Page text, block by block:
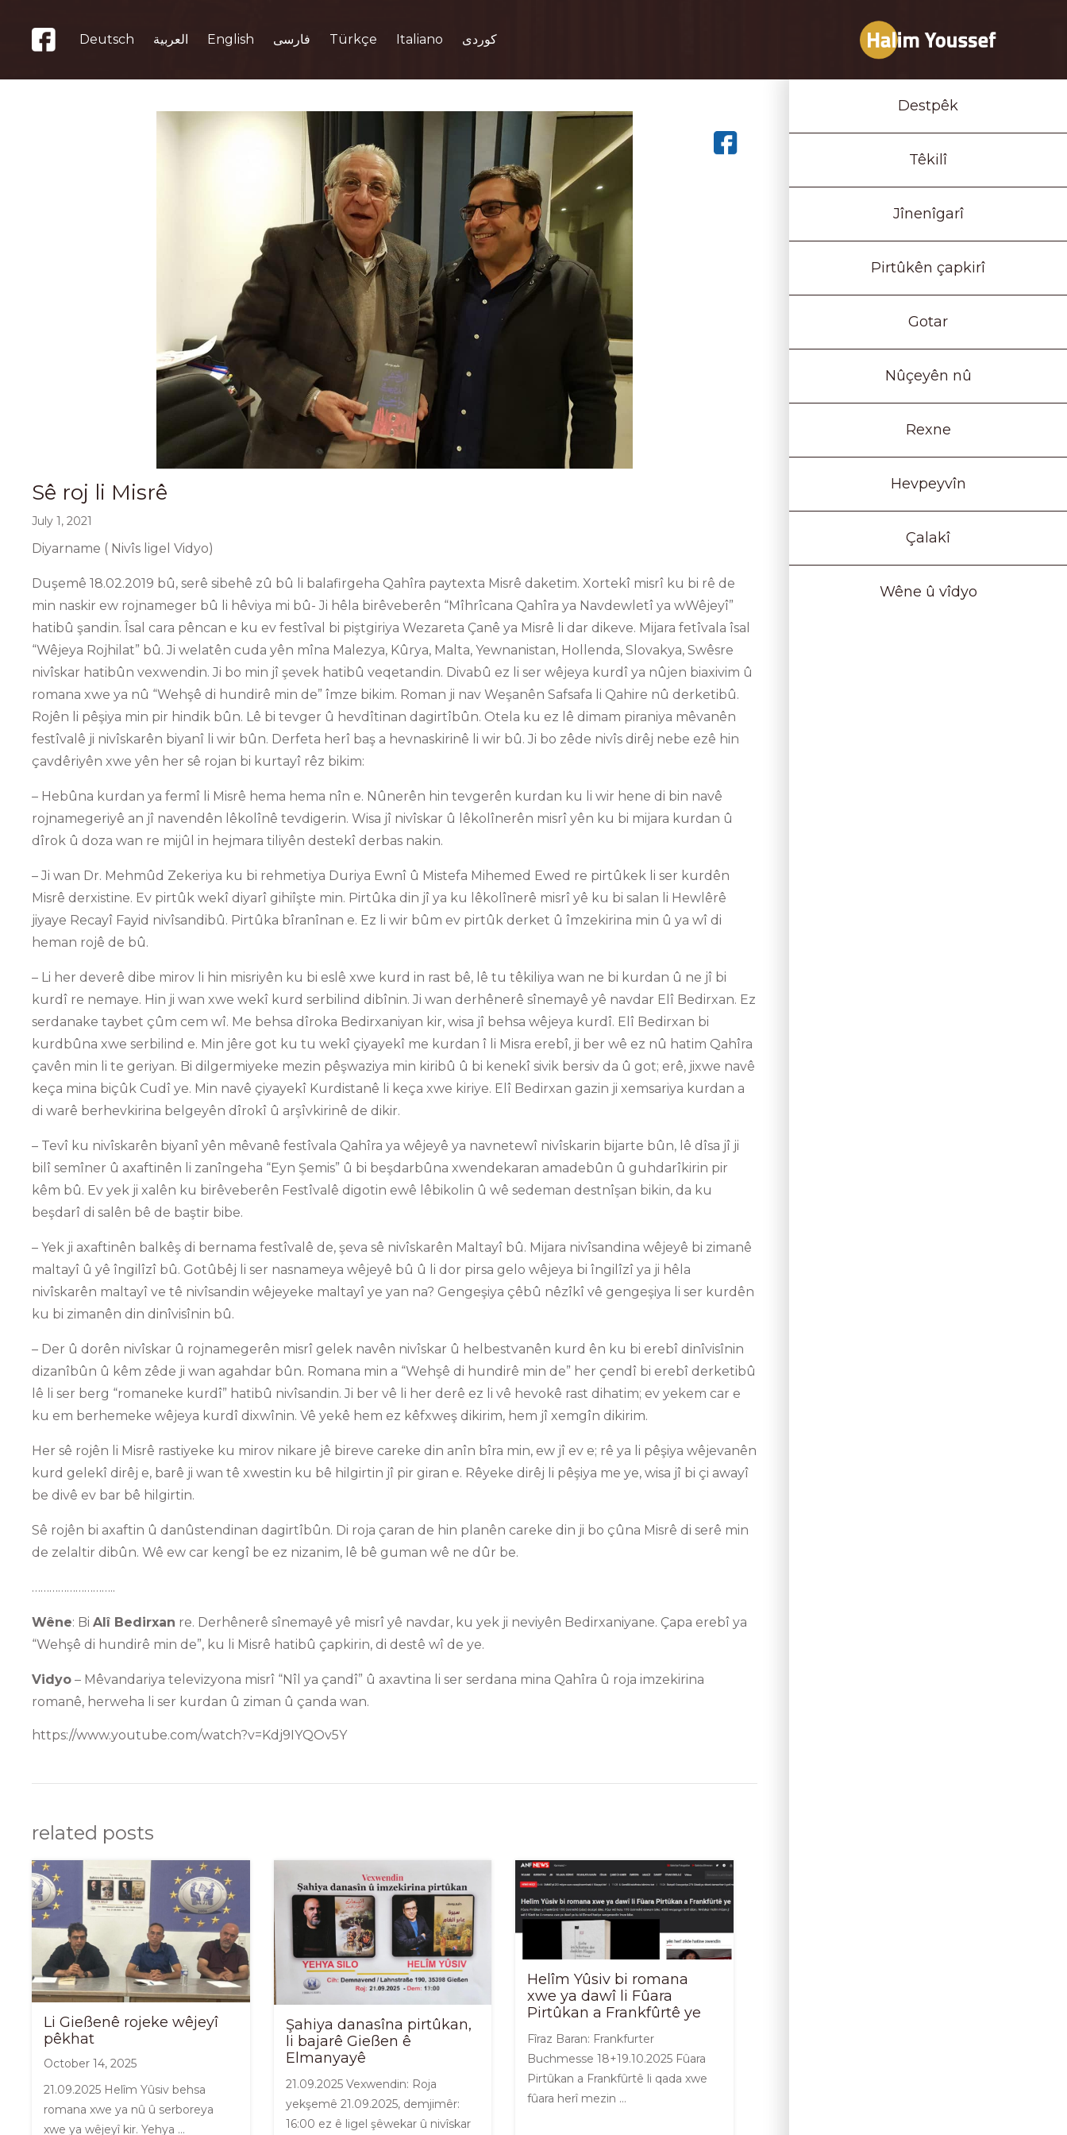
Deutsch العربية English فارسی Türkçe Italiano کوردی
Sê roj li Misrê
July 1, 2021
Diyarname ( Nivîs ligel Vidyo)
Duşemê 18.02.2019 bû, serê sibehê zû bû li balafirgeha Qahîra paytexta Misrê daketim. Xortekî misrî ku bi rê de
min naskir ew rojnameger bû li hêviya mi bû- Ji hêla birêveberên “Mîhrîcana Qahîra ya Navdewletî ya wWêjeyî”
hatibû şandin. Îsal cara pêncan e ku ev festîval bi piştgiriya Wezareta Çanê ya Misrê li dar dikeve. Mijara fetîvala îsal
“Wêjeya Rojhilat” bû. Ji welatên cuda yên mîna Malezya, Kûrya, Malta, Yewnanistan, Hollenda, Slovakya, Swêsre
nivîskar hatibûn vexwendin. Ji bo min jî şevek hatibû veqetandin. Divabû ez li ser wêjeya kurdî ya nûjen biaxivim û
romana xwe ya nû “Wehşê di hundirê min de” îmze bikim. Roman ji nav Weşanên Safsafa li Qahire nû derketibû.
Rojên li pêşiya min pir hindik bûn. Lê bi tevger û hevdîtinan dagirtîbûn. Otela ku ez lê dimam piraniya mêvanên
festîvalê ji nivîskarên biyanî li wir bûn. Derfeta herî baş a hevnaskirinê li wir bû. Ji bo zêde nivîs dirêj nebe ezê hin
çavdêriyên xwe yên her sê rojan bi kurtayî rêz bikim:
– Hebûna kurdan ya fermî li Misrê hema hema nîn e. Nûnerên hin tevgerên kurdan ku li wir hene di bin navê
rojnamegeriyê an jî navendên lêkolînê tevdigerin. Wisa jî nivîskar û lêkolînerên misrî yên ku bi mijara kurdan û
dîrok û doza wan re mijûl in hejmara tiliyên destekî derbas nakin.
– Ji wan Dr. Mehmûd Zekeriya ku bi rehmetiya Duriya Ewnî û Mistefa Mihemed Ewed re pirtûkek li ser kurdên
Misrê derxistine. Ev pirtûk wekî diyarî gihiîşte min. Pirtûka din jî ya ku lêkolînerê misrî yê ku bi salan li Hewlêrê
jiyaye Recayî Fayid nivîsandibû. Pirtûka bîranînan e. Ez li wir bûm ev pirtûk derket û îmzekirina min û ya wî di
heman rojê de bû.
– Li her deverê dibe mirov li hin misriyên ku bi eslê xwe kurd in rast bê, lê tu têkiliya wan ne bi kurdan û ne jî bi
kurdî re nemaye. Hin ji wan xwe wekî kurd serbilind dibînin. Ji wan derhênerê sînemayê yê navdar Elî Bedirxan. Ez
serdanake taybet çûm cem wî. Me behsa dîroka Bedirxaniyan kir, wisa jî behsa wêjeya kurdî. Elî Bedirxan bi
kurdbûna xwe serbilind e. Min jêre got ku tu wekî çiyayekî me kurdan î li Misra erebî, ji ber wê ez nû hatim Qahîra
çavên min li te geriyan. Bi dilgermiyeke mezin pêşwaziya min kiribû û bi kenekî sivik bersiv da û got; erê, jixwe navê
keça mina biçûk Cudî ye. Min navê çiyayekî Kurdistanê li keça xwe kiriye. Elî Bedirxan gazin ji xemsariya kurdan a
di warê berhevkirina belgeyên dîrokî û arşîvkirinê de dikir.
– Tevî ku nivîskarên biyanî yên mêvanê festîvala Qahîra ya wêjeyê ya navnetewî nivîskarin bijarte bûn, lê dîsa jî ji
bilî semîner û axaftinên li zanîngeha “Eyn Şemis” û bi beşdarbûna xwendekaran amadebûn û guhdarîkirin pir
kêm bû. Ev yek ji xalên ku birêveberên Festîvalê digotin ewê lêbikolin û wê sedeman destnîşan bikin, da ku
beşdarî di salên bê de baştir bibe.
– Yek ji axaftinên balkêş di bernama festîvalê de, şeva sê nivîskarên Maltayî bû. Mijara nivîsandina wêjeyê bi zimanê
maltayî û yê îngilîzî bû. Gotûbêj li ser nasnameya wêjeyê bû û li dor pirsa gelo wêjeya bi îngilîzî ya ji hêla
nivîskarên maltayî ve tê nivîsandin wêjeyeke maltayî ye yan na? Gengeşiya çêbû nêzîkî vê gengeşiya li ser kurdên
ku bi zimanên din dinîvisînin bû.
– Der û dorên nivîskar û rojnamegerên misrî gelek navên nivîskar û helbestvanên kurd ên ku bi erebî dinîvisînin
dizanîbûn û kêm zêde ji wan agahdar bûn. Romana min a “Wehşê di hundirê min de” her çendî bi erebî derketibû
lê li ser berg “romaneke kurdî” hatibû nivîsandin. Ji ber vê li her derê ez li vê hevokê rast dihatim; ev yekem car e
ku em berhemeke wêjeya kurdî dixwînin. Vê yekê hem ez kêfxweş dikirim, hem jî xemgîn dikirim.
Her sê rojên li Misrê rastiyeke ku mirov nikare jê bireve careke din anîn bîra min, ew jî ev e; rê ya li pêşiya wêjevanên
kurd gelekî dirêj e, barê ji wan tê xwestin ku bê hilgirtin jî pir giran e. Rêyeke dirêj li pêşiya me ye, wisa jî bi çi awayî
be divê ev bar bê hilgirtin.
Sê rojên bi axaftin û danûstendinan dagirtîbûn. Di roja çaran de hin planên careke din ji bo çûna Misrê di serê min
de zelaltir dibûn. Wê ew car kengî be ez nizanim, lê bê guman wê ne dûr be.
………………………..
Wêne: Bi Alî Bedirxan re. Derhênerê sînemayê yê misrî yê navdar, ku yek ji neviyên Bedirxaniyane. Çapa erebî ya
“Wehşê di hundirê min de”, ku li Misrê hatibû çapkirin, di destê wî de ye.
Vidyo – Mêvandariya televizyona misrî “Nîl ya çandî” û axavtina li ser serdana mina Qahîra û roja imzekirina
romanê, herweha li ser kurdan û ziman û çanda wan.
https://www.youtube.com/watch?v=Kdj9IYQOv5Y
related posts
Li Gießenê rojeke wêjeyî
pêkhat
October 14, 2025
21.09.2025 Helîm Yûsiv behsa
romana xwe ya nû û serboreya
xwe ya wêjeyî kir. Yehya …
Şahiya danasîna pirtûkan,
li bajarê Gießen ê
Elmanyayê
21.09.2025 Vexwendin: Roja
yekşemê 21.09.2025, demjimêr:
16:00 ez ê ligel şêwekar û nivîskar
Helîm Yûsiv bi romana
xwe ya dawî li Fûara
Pirtûkan a Frankfûrtê ye
Fîraz Baran: Frankfurter
Buchmesse 18+19.10.2025 Fûara
Pirtûkan a Frankfûrtê li qada xwe
fûara herî mezin …
Destpêk
Têkilî
Jînenîgarî
Pirtûkên çapkirî
Gotar
Nûçeyên nû
Rexne
Hevpeyvîn
Çalakî
Wêne û vîdyo